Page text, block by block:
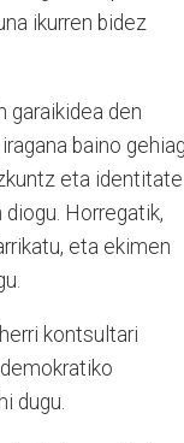
ikurren bidez
garaikidea den
baino
eta identitate
Horregatik,
eta ekimen
kontsultari
dugu.